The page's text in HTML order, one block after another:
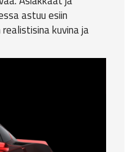
astuu esiin
kuvina ja